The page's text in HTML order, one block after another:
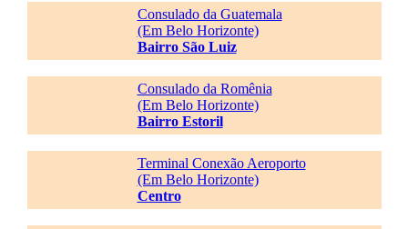
Consulado da Guatemala
(Em Belo Horizonte)
Bairro São Luiz
Consulado da Romênia
(Em Belo Horizonte)
Bairro Estoril
Terminal Conexão Aeroporto
(Em Belo Horizonte)
Centro